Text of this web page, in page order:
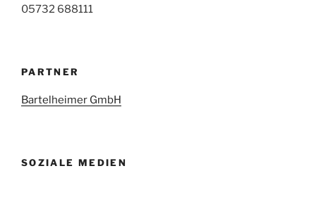
05732 688111
PARTNER
Bartelheimer GmbH
SOZIALE MEDIEN